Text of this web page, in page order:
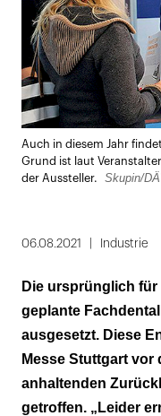
Auch in diesem Jahr
Grund ist laut
der Aussteller.
Skupin/
06.08.2021 Industrie
Die ursprünglich für
geplante
ausgesetzt. Diese
Messe Stuttgart vor
anhaltenden
getroffen. „Leider